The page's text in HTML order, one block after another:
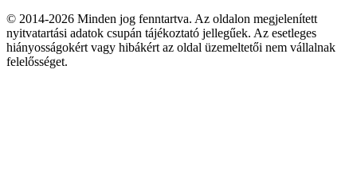
© 2014-2026 Minden jog fenntartva. Az oldalon megjelenített
nyitvatartási adatok csupán tájékoztató jellegűek. Az esetleges
hiányosságokért vagy hibákért az oldal üzemeltetői nem vállalnak
felelősséget.